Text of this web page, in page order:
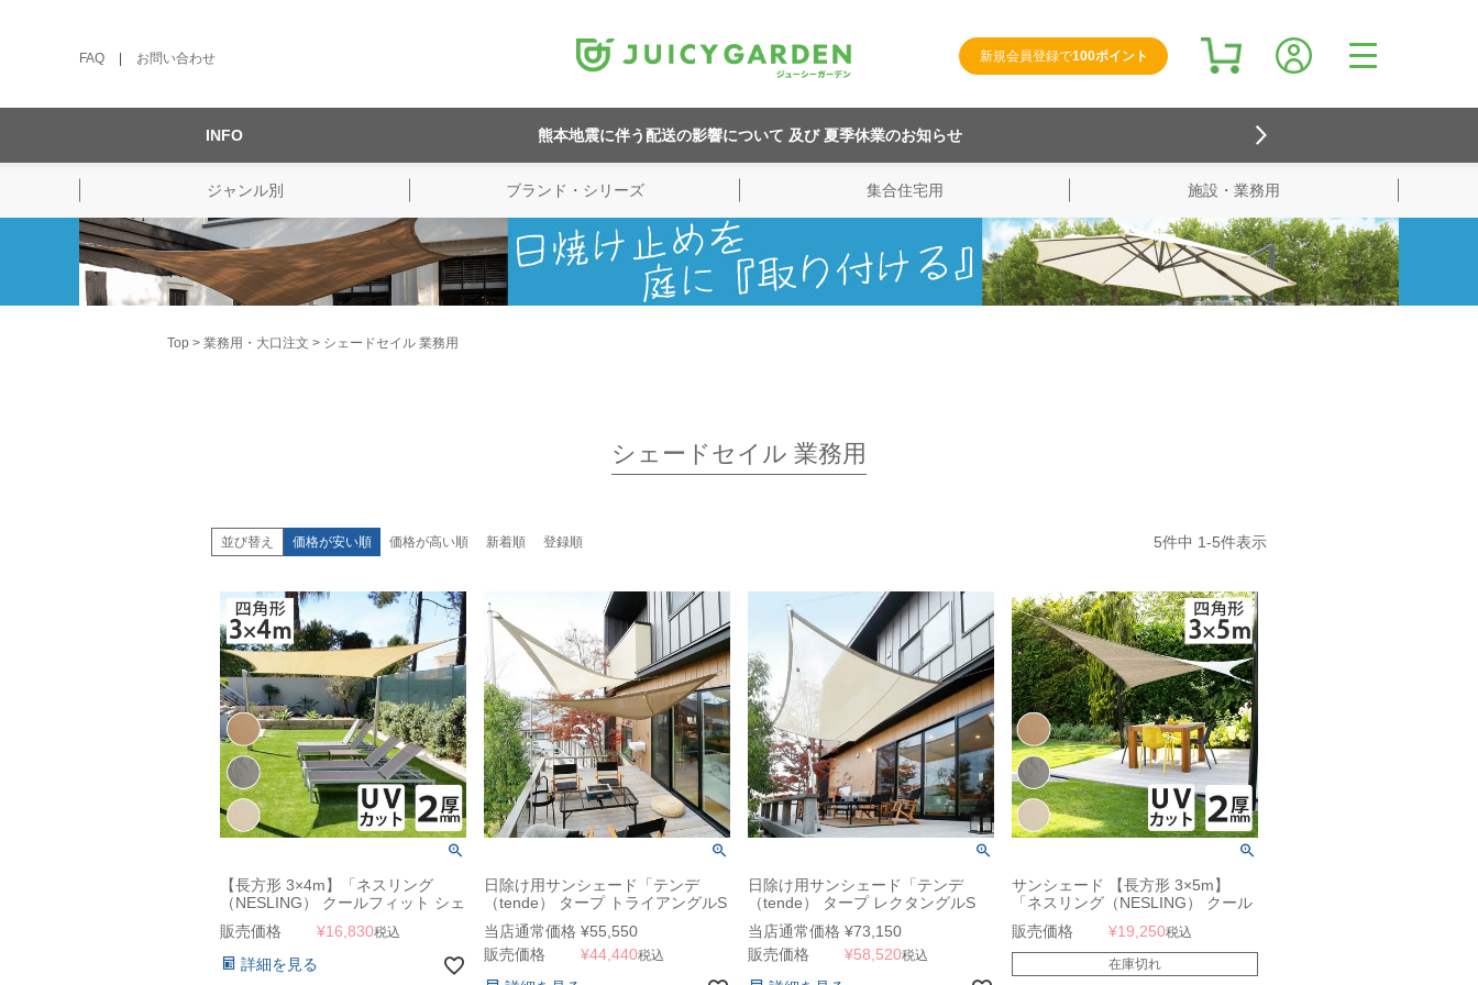
FAQ お問い合わせ 新規会員登録で100ポイント
検索
INFO 熊本地震に伴う配送の影響について 及び 夏季休業のお知らせ
ジャンル別 ブランド・シリーズ 集合住宅用 施設・業務用
Top 業務用・大口注文 シェードセイル 業務用
シェードセイル 業務用
並び替え 価格が安い順 価格が高い順 新着順 登録順 5件中 1-5件表示
【長方形 3×4m】「ネスリング
（NESLING） クールフィット シェ
ードセイル レクタングル 3×4m」
販売価格 ¥16,830税込
詳細を見る
日除け用サンシェード「テンデ
（tende） タープ トライアングルS
3.1×2.4m」
当店通常価格 ¥55,550
販売価格
¥44,440税込
日除け用サンシェード「テンデ
（tende） タープ レクタングルS
3.2×2.4m」
当店通常価格 ¥73,150
販売価格
¥58,520税込
サンシェード 【長方形 3×5m】
「ネスリング（NESLING） クール
フィット シェードセイル レクタン
グル 3×5m」
販売価格 ¥19,250税込
在庫切れ